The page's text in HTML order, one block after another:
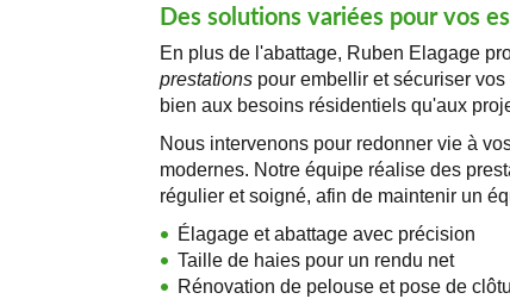
Des solutions variées pour vos
En plus de l'abattage, Ruben Elagage
prestations pour embellir et sécuriser
bien aux besoins résidentiels qu'aux
Nous intervenons pour redonner vie à
modernes. Notre équipe réalise des
régulier et soigné, afin de maintenir un
Élagage et abattage avec précision
Taille de haies pour un rendu net
Rénovation de pelouse et pose de